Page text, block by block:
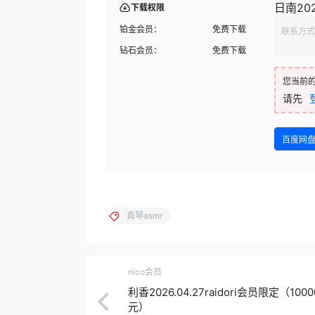
下载权限
铂金会员：
免费下载
钻石会员：
免费下载
日南
联系方
您当前
请先
百度网盘
真琴asmr
nico会员
利香2026.04.27raidori会员限定（
元）